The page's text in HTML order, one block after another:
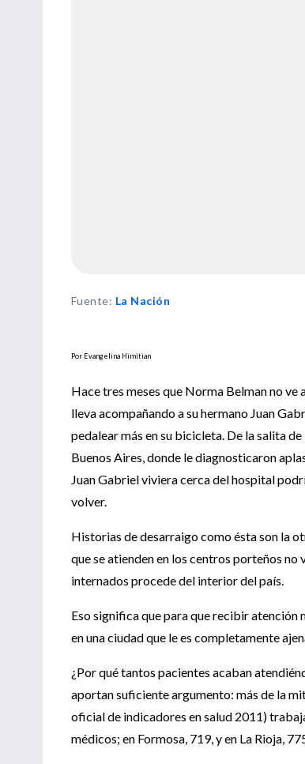
Fuente: La Nación
Por Evangelina Himitian
Hace tres meses que Norma Belman no ve
lleva acompañando a su hermano Juan
pedalear más en su bicicleta. De la salita
Buenos Aires, donde le diagnosticaron
Juan Gabriel viviera cerca del hospital
volver.
Historias de desarraigo como ésta son la
que se atienden en los centros porteños
internados procede del interior del país.
Eso significa que para que recibir atención
en una ciudad que le es completamente
¿Por qué tantos pacientes acaban
aportan suficiente argumento: más de la
oficial de indicadores en salud 2011)
médicos; en Formosa, 719, y en La Rioja,